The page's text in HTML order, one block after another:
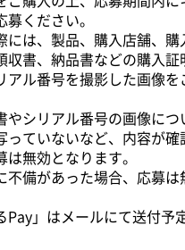
募ください。
には、製品、購入店舗、購
収書、納品書などの購入証
アル番号を撮影した画像を
シリアル番号の画像につ
っていないなど、内容が確
は無効となります。
不備があった場合、応募は
Pay」はメールにて送付予